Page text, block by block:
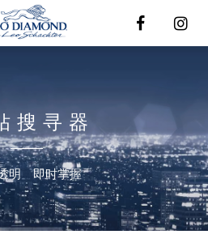
搜寻器
明 即时掌握